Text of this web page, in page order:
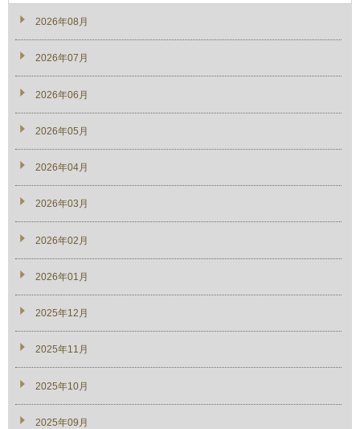
2026年08月
2026年07月
2026年06月
2026年05月
2026年04月
2026年03月
2026年02月
2026年01月
2025年12月
2025年11月
2025年10月
2025年09月